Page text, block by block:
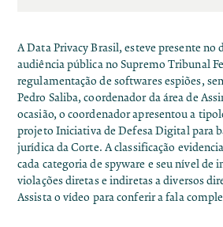
A Data Privacy Brasil, esteve presente no
audiência pública no Supremo Tribunal
regulamentação de softwares espiões,
Pedro Saliba, coordenador da área de
ocasião, o coordenador apresentou a
projeto Iniciativa de Defesa Digital para
jurídica da Corte. A classificação
cada categoria de spyware e seu nível de
violações diretas e indiretas a diversos
Assista o vídeo para conferir a fala